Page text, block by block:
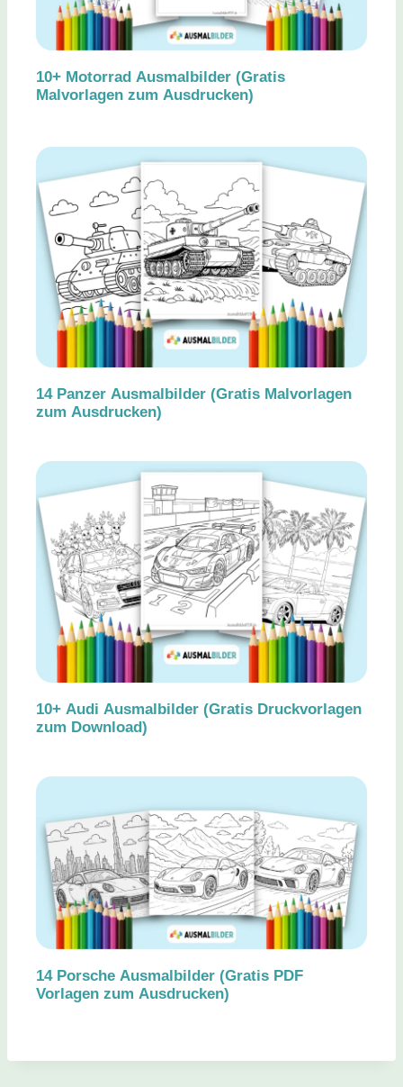
10+ Motorrad Ausmalbilder (Gratis
Malvorlagen zum Ausdrucken)
14 Panzer Ausmalbilder (Gratis Malvorlagen
zum Ausdrucken)
10+ Audi Ausmalbilder (Gratis Druckvorlagen
zum Download)
14 Porsche Ausmalbilder (Gratis PDF
Vorlagen zum Ausdrucken)